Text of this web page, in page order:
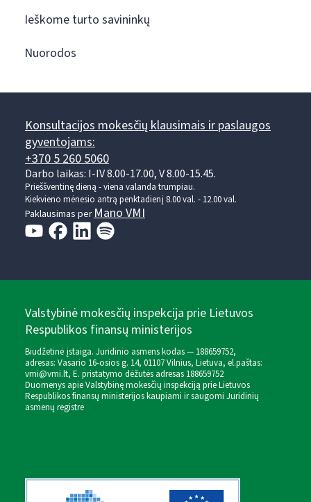
Ieškome turto savininkų
Nuorodos
Konsultacijos mokesčių klausimais ir paslaugos
gyventojams:
+370 5 260 5060
Darbo laikas: I-IV 8.00-17.00, V 8.00-15.45.
Prieššventinę dieną - viena valanda trumpiau.
Kiekvieno mėnesio antrą penktadienį 8.00 val. - 12.00 val.
Paklausimas perMano VMI
Valstybinė mokesčių inspekcija prie Lietuvos
Respublikos finansų ministerijos
Biudžetinė įstaiga. Juridinio asmens kodas — 188659752,
adresas: Vasario 16-osios g. 14, 01107 Vilnius, Lietuva, el.paštas:
vmi@vmi.lt, E. pristatymo dėžutės adresas 188659752
Duomenys apie Valstybinę mokesčių inspekciją prie Lietuvos
Respublikos finansų ministerijos kaupiami ir saugomi Juridinių
asmenų registre